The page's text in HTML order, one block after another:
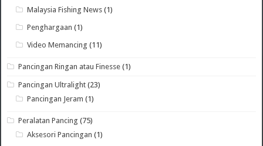
Malaysia Fishing News (1)
Penghargaan (1)
Video Memancing (11)
Pancingan Ringan atau Finesse (1)
Pancingan Ultralight (23)
Pancingan Jeram (1)
Peralatan Pancing (75)
Aksesori Pancingan (1)